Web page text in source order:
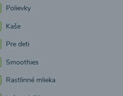
Polievky
Kaše
Pre deti
Smoothies
Rastlinné mlieka